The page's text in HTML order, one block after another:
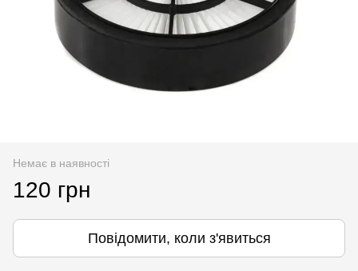
Немає в наявності
120 грн
Повідомити, коли з'явиться